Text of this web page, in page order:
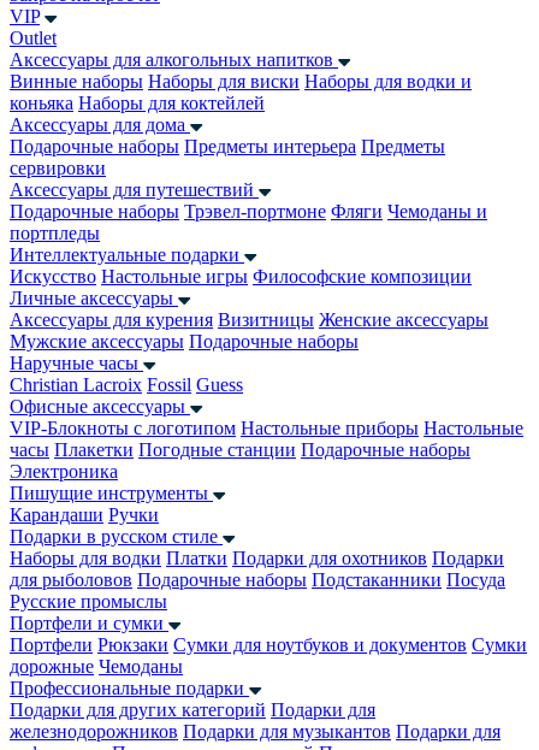
VIP
Outlet
Аксессуары для алкогольных напитков
Винные наборы Наборы для виски Наборы для водки и
коньяка Наборы для коктейлей
Аксессуары для дома
Подарочные наборы Предметы интерьера Предметы
сервировки
Аксессуары для путешествий
Подарочные наборы Трэвел-портмоне Фляги Чемоданы и
портпледы
Интеллектуальные подарки
Искусство Настольные игры Философские композиции
Личные аксессуары
Аксессуары для курения Визитницы Женские аксессуары
Мужские аксессуары Подарочные наборы
Наручные часы
Christian Lacroix Fossil Guess
Офисные аксессуары
VIP-Блокноты с логотипом Настольные приборы Настольные
часы Плакетки Погодные станции Подарочные наборы
Электроника
Пишущие инструменты
Карандаши Ручки
Подарки в русском стиле
Наборы для водки Платки Подарки для охотников Подарки
для рыболовов Подарочные наборы Подстаканники Посуда
Русские промыслы
Портфели и сумки
Портфели Рюкзаки Сумки для ноутбуков и документов Сумки
дорожные Чемоданы
Профессиональные подарки
Подарки для других категорий Подарки для
железнодорожников Подарки для музыкантов Подарки для